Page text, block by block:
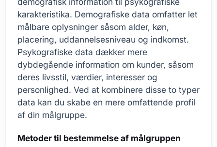
karakteristika. Demografiske data omfatter let
målbare oplysninger såsom alder, køn,
placering, uddannelsesniveau og indkomst.
Psykografiske data dækker mere
dybdegående information om kunder, såsom
deres livsstil, værdier, interesser og
personlighed. Ved at kombinere disse to typer
data kan du skabe en mere omfattende profil
af din målgruppe.
Metoder til bestemmelse af målgruppen